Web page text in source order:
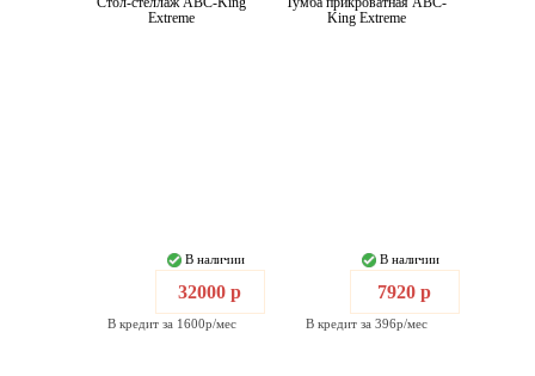
Extreme
В наличии
32000 р
В кредит за 1600р/мес
King Extreme
В наличии
7920 р
В кредит за 396р/мес